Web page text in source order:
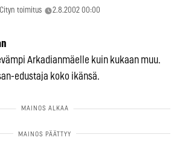
Cityn toimitus 2.8.2002 00:00
Arkadianmäelle kuin kukaan muu.
edustaja koko ikänsä.